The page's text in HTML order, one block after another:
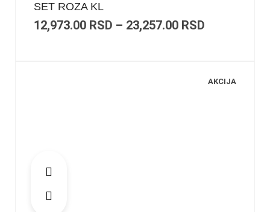
SET ROZA KL
12,973.00 RSD – 23,257.00 RSD
AKCIJA